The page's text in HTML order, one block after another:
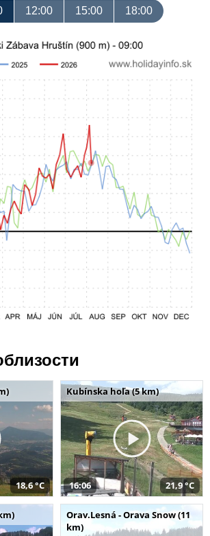
12:00 15:00 18:00
18,6 °C
Kubínska hoľa (5 km)
16:06 21,9 °C
Orav.Lesná - Orava Snow (11
km)